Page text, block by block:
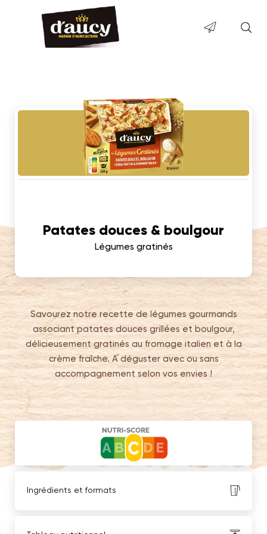
Patates douces & boulgour
Légumes gratinés
Savourez notre recette de légumes gourmands
associant patates douces grillées et boulgour,
délicieusement gratinés au fromage italien et à la
crème fraîche. A déguster avec ou sans
accompagnement selon vos envies !
Ingrédients et formats